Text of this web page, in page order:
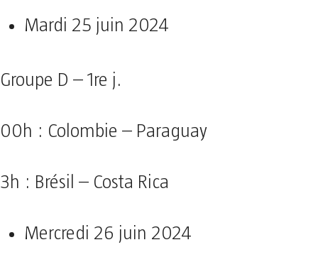
Mardi 25 juin 2024
Groupe D – 1re j.
00h : Colombie – Paraguay
3h : Brésil – Costa Rica
Mercredi 26 juin 2024